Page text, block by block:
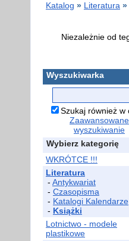
Katalog » Literatura »
Niezależnie od
Wyszukiwarka
Szukaj również w
Zaawansowane
wyszukiwanie
Wybierz kategorię
WKRÓTCE !!!
Literatura
- Antykwariat
- Czasopisma
- Katalogi Kalendarze
- Książki
Lotnictwo - modele
plastikowe